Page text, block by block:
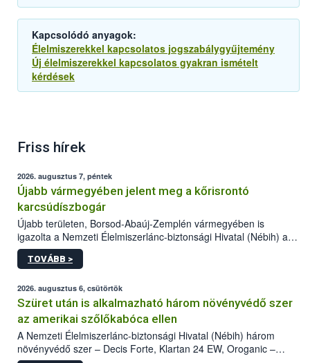
Kapcsolódó anyagok:
Élelmiszerekkel kapcsolatos jogszabálygyűjtemény
Új élelmiszerekkel kapcsolatos gyakran ismételt
kérdések
Friss hírek
2026. augusztus 7, péntek
Újabb vármegyében jelent meg a kőrisrontó
karcsúdíszbogár
Újabb területen, Borsod-Abaúj-Zemplén vármegyében is
igazolta a Nemzeti Élelmiszerlánc-biztonsági Hivatal (Nébih) a
kőrisrontó karcsúdíszbogár (Agrilus planipennis) jelenlétét. A
kártevőt nem csak színcsapdában találták meg, de már fertőzött
az intenzív felderítést, emellett az intézkedéseket a szlovák
hatósággal is összehangolják a terjedés megállítása érdekében.
TOVÁBB >
2026. augusztus 6, csütörtök
Szüret után is alkalmazható három növényvédő szer
az amerikai szőlőkabóca ellen
A Nemzeti Élelmiszerlánc-biztonsági Hivatal (Nébih) három
növényvédő szer – Decis Forte, Klartan 24 EW, Oroganic –